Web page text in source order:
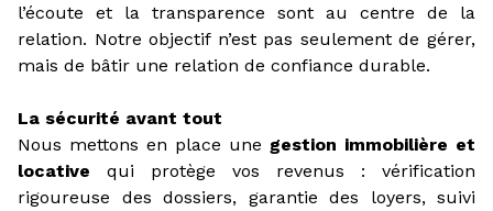
l’écoute et la transparence sont au centre de la
relation. Notre objectif n’est pas seulement de gérer,
mais de bâtir une relation de confiance durable.
La sécurité avant tout
Nous mettons en place une gestion immobilière et
locative qui protège vos revenus : vérification
rigoureuse des dossiers, garantie des loyers, suivi